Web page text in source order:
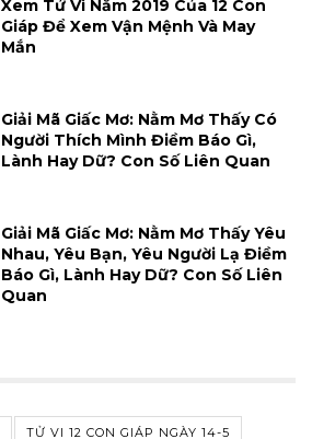
Xem Tử Vi Năm 2019 Của 12 Con
Giáp Để Xem Vận Mệnh Và May
Mắn
Giải Mã Giấc Mơ: Nằm Mơ Thấy Có
Người Thích Mình Điềm Báo Gì,
Lành Hay Dữ? Con Số Liên Quan
Giải Mã Giấc Mơ: Nằm Mơ Thấy Yêu
Nhau, Yêu Bạn, Yêu Người Lạ Điềm
Báo Gì, Lành Hay Dữ? Con Số Liên
Quan
TỬ VI 12 CON GIÁP NGÀY 14-5